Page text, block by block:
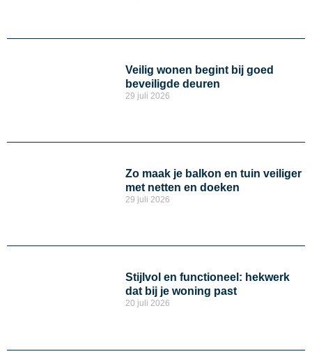
Veilig wonen begint bij goed
beveiligde deuren
29 juli 2026
Zo maak je balkon en tuin veiliger
met netten en doeken
29 juli 2026
Stijlvol en functioneel: hekwerk
dat bij je woning past
20 juli 2026